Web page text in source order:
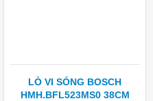
LÒ VI SÓNG BOSCH
HMH.BFL523MS0 38CM